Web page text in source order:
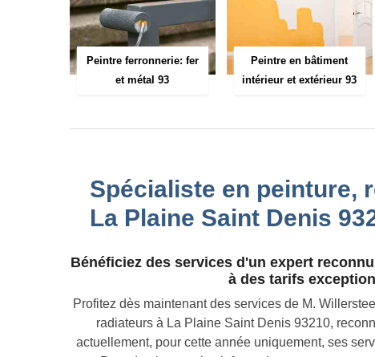
Peintre ferronnerie: fer
et métal 93
Peintre en bâtiment
intérieur et extérieur 93
Spécialiste en peinture,
La Plaine Saint Denis
Bénéficiez des services d'un expert
à des tarifs
Profitez dès maintenant des services de M.
radiateurs à La Plaine Saint Denis 93210,
actuellement, pour cette année uniquement, ses